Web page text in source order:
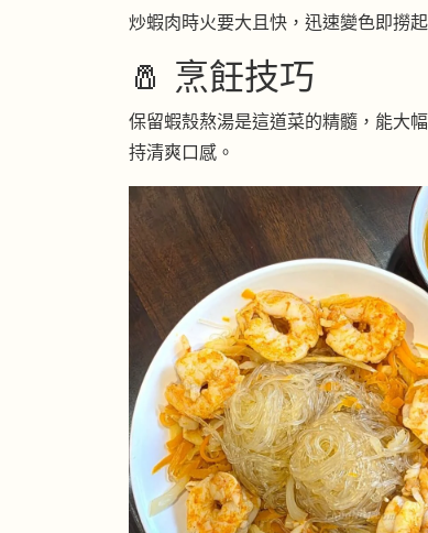
炒蝦肉時火要大且快，迅速變色即撈
🧂 烹飪技巧
保留蝦殼熬湯是這道菜的精髓，能大
持清爽口感。